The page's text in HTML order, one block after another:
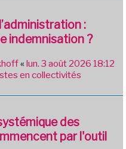
:
indemnisation ?
« lun. 3 août 2026 18:12
en collectivités
des
par l'outil